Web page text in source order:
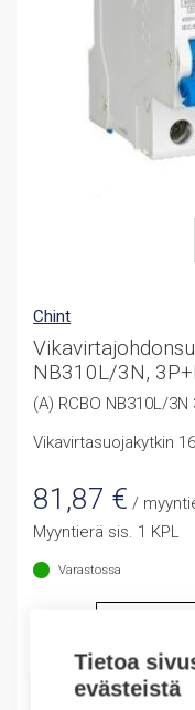
Tietoa
evästeistä
Chint
NB310L/3N,
(A) RCBO NB310L/
Vikavirtasuojakytkin
81,87 € /
Myyntierä sis. 1 KPL
Varastossa